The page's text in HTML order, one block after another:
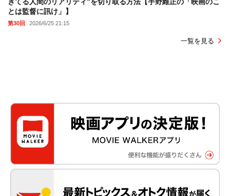
とは監督に訊け」】
第30回 2026/6/25 21:15
一覧を見る